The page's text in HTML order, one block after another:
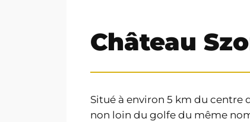
Château
Situé à environ 5 km du centre
non loin du golfe du même